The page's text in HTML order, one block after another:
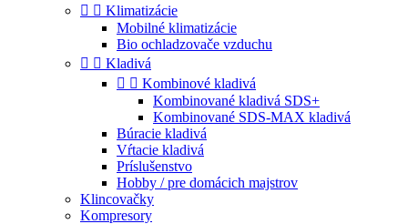
  Klimatizácie
Mobilné klimatizácie
Bio ochladzovače vzduchu
  Kladivá
  Kombinové kladivá
Kombinované kladivá SDS+
Kombinované SDS-MAX kladivá
Búracie kladivá
Vŕtacie kladivá
Príslušenstvo
Hobby / pre domácich majstrov
Klincovačky
Kompresory